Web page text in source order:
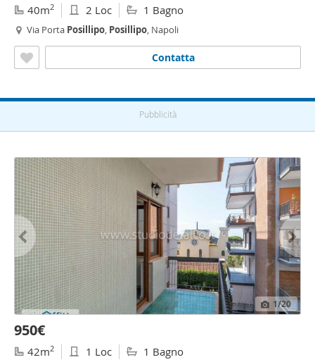
40m2 2 Loc 1 Bagno
Via Porta Posillipo, Posillipo, Napoli
Contatta
Pubblicità
1/20
950€
42m2 1 Loc 1 Bagno